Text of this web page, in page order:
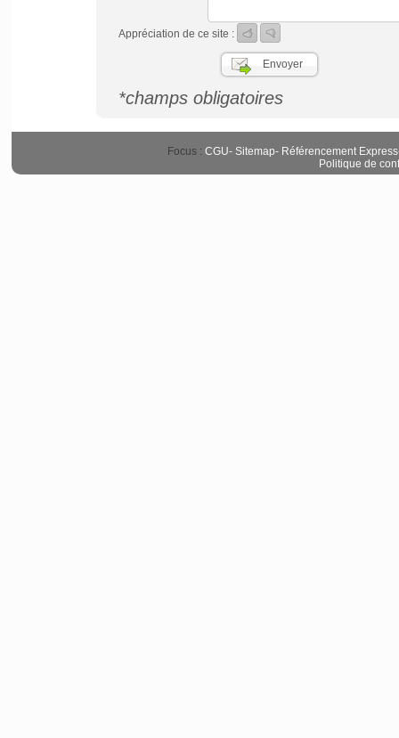
Appréciation de ce site :
*champs obligatoires
Focus : CGU- Sitemap- Référencement Express
Politique de